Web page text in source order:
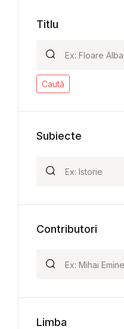
Titlu
Caută
Subiecte
Contributori
Limba